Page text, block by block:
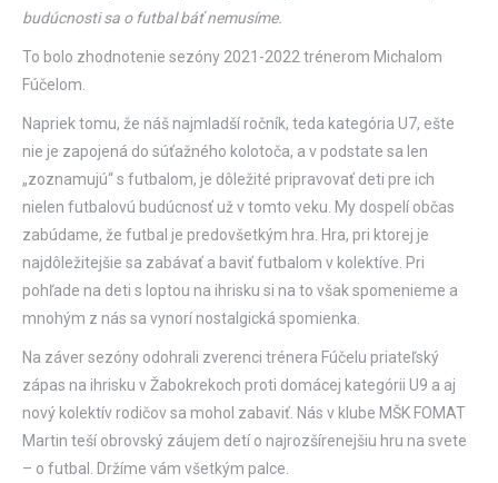
budúcnosti sa o futbal báť nemusíme.
To bolo zhodnotenie sezóny 2021-2022 trénerom Michalom
Fúčelom.
Napriek tomu, že náš najmladší ročník, teda kategória U7, ešte
nie je zapojená do súťažného kolotoča, a v podstate sa len
„zoznamujú“ s futbalom, je dôležité pripravovať deti pre ich
nielen futbalovú budúcnosť už v tomto veku. My dospelí občas
zabúdame, že futbal je predovšetkým hra. Hra, pri ktorej je
najdôležitejšie sa zabávať a baviť futbalom v kolektíve. Pri
pohľade na deti s loptou na ihrisku si na to však spomenieme a
mnohým z nás sa vynorí nostalgická spomienka.
Na záver sezóny odohrali zverenci trénera Fúčelu priateľský
zápas na ihrisku v Žabokrekoch proti domácej kategórii U9 a aj
nový kolektív rodičov sa mohol zabaviť. Nás v klube MŠK FOMAT
Martin teší obrovský záujem detí o najrozšírenejšiu hru na svete
– o futbal. Držíme vám všetkým palce.